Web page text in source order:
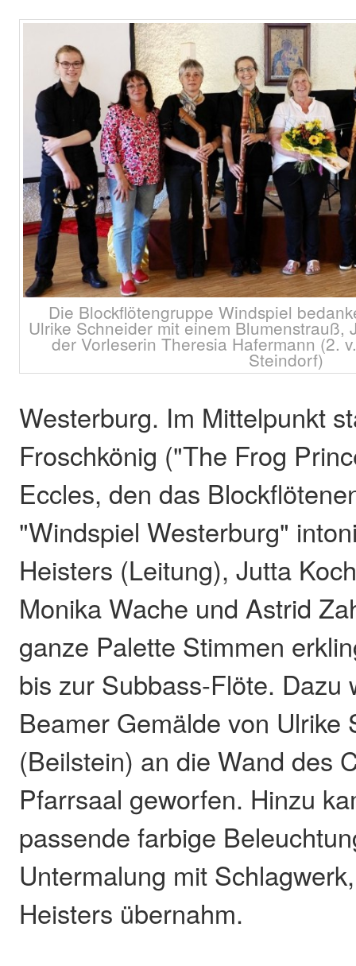
Die Blockflötengruppe Windspiel
Ulrike Schneider mit einem Blumenstrauß,
der Vorleserin Theresia Hafermann (2.
Steindorf)
Westerburg. Im Mittelpunkt
Froschkönig ("The Frog
Eccles, den das
"Windspiel Westerburg"
Heisters (Leitung), Jutta
Monika Wache und Astrid
ganze Palette Stimmen
bis zur Subbass-Flöte. Dazu
Beamer Gemälde von Ulrike
(Beilstein) an die Wand des
Pfarrsaal geworfen. Hinzu
passende farbige
Untermalung mit
Heisters übernahm.